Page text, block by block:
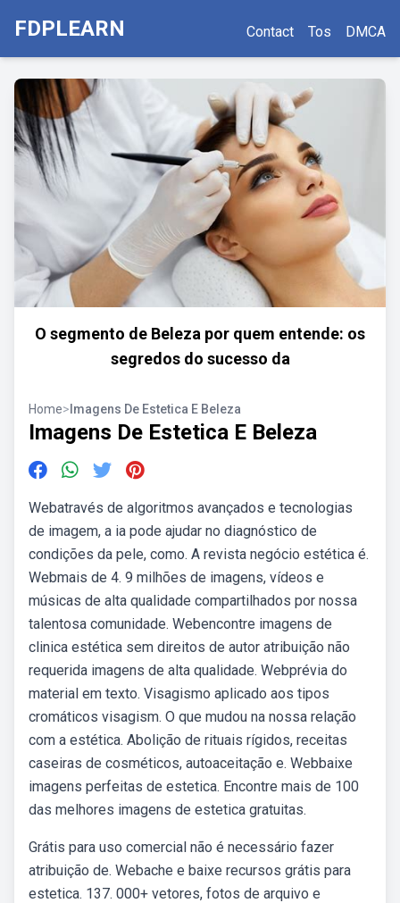
FDPLEARN Contact Tos DMCA
O segmento de Beleza por quem entende: os
segredos do sucesso da
Home> Imagens De Estetica E Beleza
Imagens De Estetica E Beleza
Webatravés de algoritmos avançados e tecnologias
de imagem, a ia pode ajudar no diagnóstico de
condições da pele, como. A revista negócio estética é.
Webmais de 4. 9 milhões de imagens, vídeos e
músicas de alta qualidade compartilhados por nossa
talentosa comunidade. Webencontre imagens de
clinica estética sem direitos de autor atribuição não
requerida imagens de alta qualidade. Webprévia do
material em texto. Visagismo aplicado aos tipos
cromáticos visagism. O que mudou na nossa relação
com a estética. Abolição de rituais rígidos, receitas
caseiras de cosméticos, autoaceitação e. Webbaixe
imagens perfeitas de estetica. Encontre mais de 100
das melhores imagens de estetica gratuitas.
Grátis para uso comercial não é necessário fazer
atribuição de. Webache e baixe recursos grátis para
estetica. 137. 000+ vetores, fotos de arquivo e